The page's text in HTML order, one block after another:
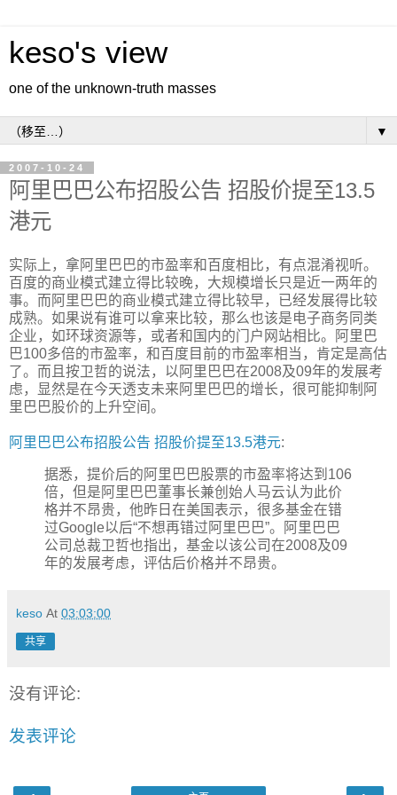
keso's view
one of the unknown-truth masses
▼
2007-10-24
阿里巴巴公布招股公告 招股价提至13.5
港元
实际上，拿阿里巴巴的市盈率和百度相比，有点混淆视听。
百度的商业模式建立得比较晚，大规模增长只是近一两年的
事。而阿里巴巴的商业模式建立得比较早，已经发展得比较
成熟。如果说有谁可以拿来比较，那么也该是电子商务同类
企业，如环球资源等，或者和国内的门户网站相比。阿里巴
巴100多倍的市盈率，和百度目前的市盈率相当，肯定是高估
了。而且按卫哲的说法，以阿里巴巴在2008及09年的发展考
虑，显然是在今天透支未来阿里巴巴的增长，很可能抑制阿
里巴巴股价的上升空间。
阿里巴巴公布招股公告 招股价提至13.5港元:
据悉，提价后的阿里巴巴股票的市盈率将达到106
倍，但是阿里巴巴董事长兼创始人马云认为此价
格并不昂贵，他昨日在美国表示，很多基金在错
过Google以后“不想再错过阿里巴巴”。阿里巴巴
公司总裁卫哲也指出，基金以该公司在2008及09
年的发展考虑，评估后价格并不昂贵。
keso At 03:03:00
共享
没有评论:
发表评论